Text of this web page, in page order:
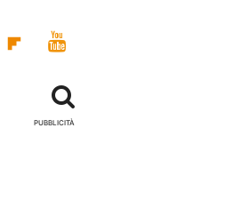
PUBBLICITÀ